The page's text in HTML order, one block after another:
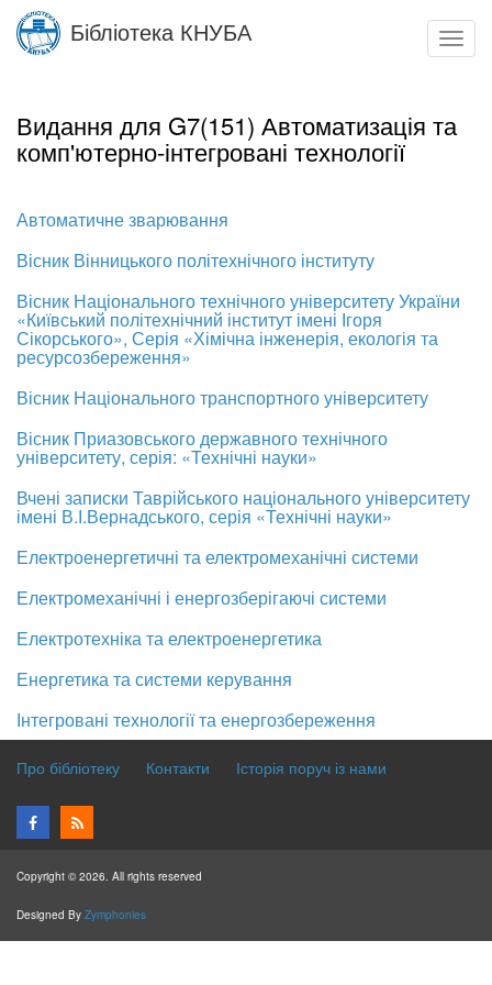
Skip
main
Бібліотека КНУБА
Видання для G7(151) Автоматизація та
комп'ютерно-інтегровані технології
Автоматичне зварювання
Вісник Вінницького політехнічного інституту
Вісник Національного технічного університету України
«Київський політехнічний інститут імені Ігоря
Сікорського», Серія «Хімічна інженерія, екологія та
ресурсозбереження»
Вісник Національного транспортного університету
Вісник Приазовського державного технічного
університету, серія: «Технічні науки»
Вчені записки Таврійського національного університету
імені В.І.Вернадського, серія «Технічні науки»
Електроенергетичні та електромеханічні системи
Електромеханічні і енергозберігаючі системи
Електротехніка та електроенергетика
Енергетика та системи керування
Інтегровані технології та енергозбереження
Про бібліотеку Контакти Історія поруч із нами
Copyright © 2026. All rights reserved
Designed By Zymphonies